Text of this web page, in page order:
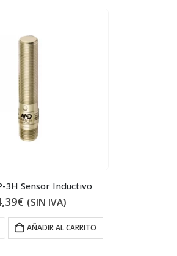
3H Sensor Inductivo
€ (SIN IVA)
AÑADIR AL CARRITO